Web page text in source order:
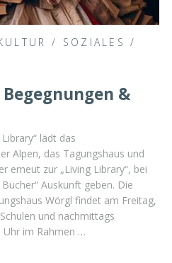
/ SOZIALES /
&
lädt das
Alpen, das Tagungshaus und
erneut zur „Living Library“, bei
Auskunft geben. Die
Wörgl findet am Freitag,
und nachmittags
Uhr im Rahmen …